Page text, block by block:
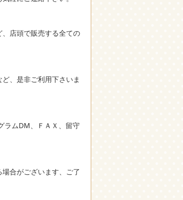
店頭で販売する全ての
、是非ご利用下さいま
ラムDM、ＦＡＸ、留守
合がございます、ご了